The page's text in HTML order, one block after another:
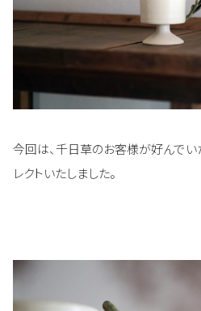
今回は、千日草のお客様が好んで
レクトいたしました。